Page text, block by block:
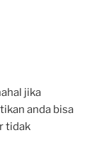
jika
anda bisa
tidak